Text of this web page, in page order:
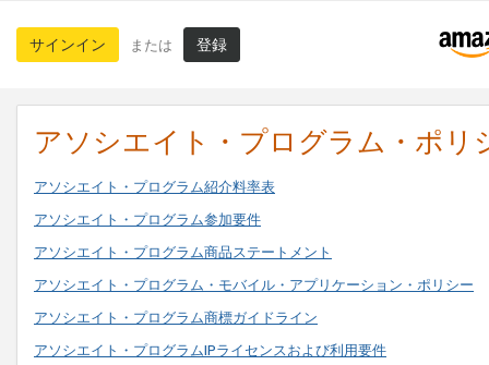
サインイン または 登録
アソシエイト・プログラム・ポリ
アソシエイト・プログラム紹介料率表
アソシエイト・プログラム参加要件
アソシエイト・プログラム商品ステートメント
アソシエイト・プログラム・モバイル・アプリケーション・ポリシー
アソシエイト・プログラム商標ガイドライン
アソシエイト・プログラムIPライセンスおよび利用要件